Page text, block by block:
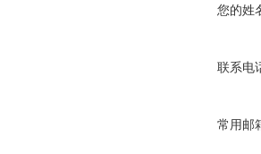
您的姓
联系电
常用邮